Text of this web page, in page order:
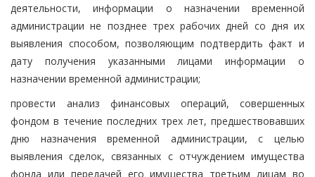
деятельности, информации о назначении временной
администрации не позднее трех рабочих дней со дня их
выявления способом, позволяющим подтвердить факт и
дату получения указанными лицами информации о
назначении временной администрации;
провести анализ финансовых операций, совершенных
фондом в течение последних трех лет, предшествовавших
дню назначения временной администрации, с целью
выявления сделок, связанных с отчуждением имущества
фонда или передачей его имущества третьим лицам во